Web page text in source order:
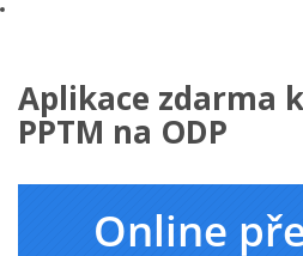
Aplikace zdarma
PPTM na ODP